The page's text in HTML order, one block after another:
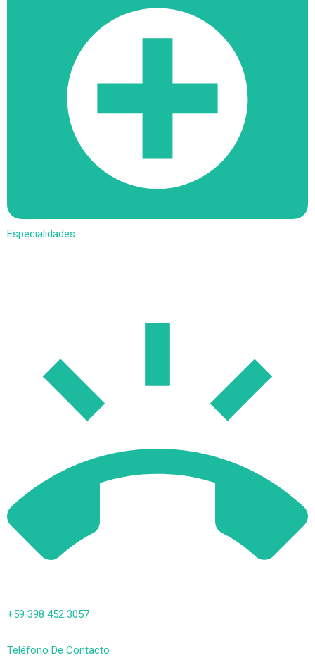
Especialidades
+59 398 452 3057
Teléfono De Contacto